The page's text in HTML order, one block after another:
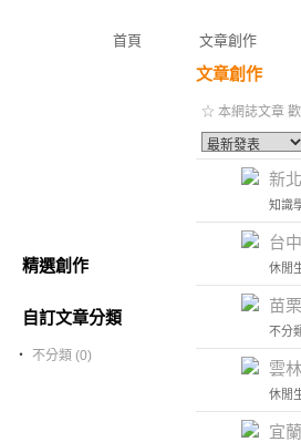
首頁 文章創作
精選創作
自訂文章分類
‧ 不分類 (0)
文章創作
☆ 本網誌文章
新
知識
台
休閒
苗
不分
雲
休閒
宜